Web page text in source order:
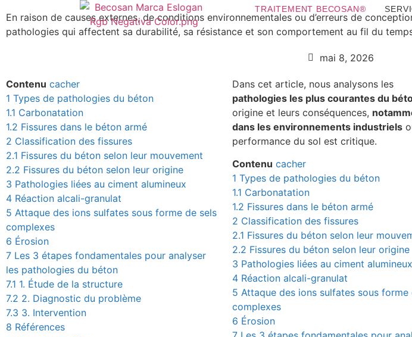
TRAITEMENT BECOSAN®
En raison de causes externes, de conditions environnementales ou d’erreurs de
pathologies qui affectent sa durabilité, sa résistance et son comportement au fil du
mai 8, 2026
Contenu cacher
1 Types de pathologies du béton
1.1 Carbonatation
1.2 Fissures dans le béton armé
2 Classification des fissures
2.1 Fissures du béton selon leur mouvement
2.2 Fissures du béton selon leur origine
3 Pathologies liées au ciment alumineux
4 Réaction alcali-granulat
5 Attaque des ions sulfates sous forme de sels
complexes
6 Érosion
7 Les 3 étapes fondamentales pour analyser
les pathologies du béton
7.1 1. Étude de la structure
7.2 2. Diagnostic du problème
7.3 3. Intervention
8 Références
Dans cet article, nous analysons les
pathologies les plus courantes du
origine et leurs conséquences,
dans les environnements industriels
performance du sol est critique.
Contenu cacher
1 Types de pathologies du béton
1.1 Carbonatation
1.2 Fissures dans le béton armé
2 Classification des fissures
2.1 Fissures du béton selon leur
2.2 Fissures du béton selon leur origine
3 Pathologies liées au ciment alumineux
4 Réaction alcali-granulat
5 Attaque des ions sulfates sous forme
complexes
6 Érosion